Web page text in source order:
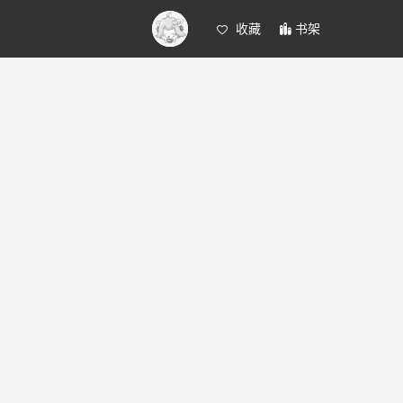
收藏 书架